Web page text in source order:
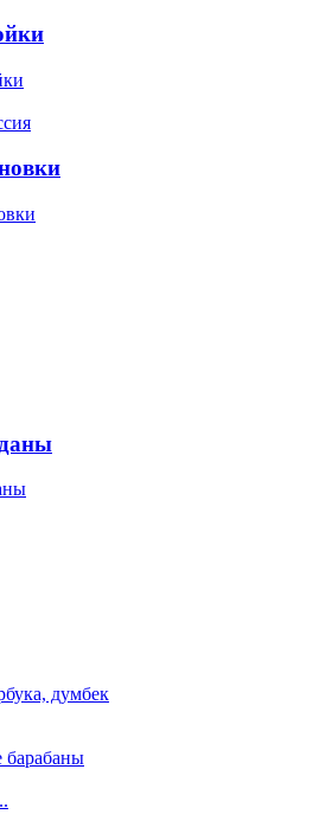
думбек
барабаны